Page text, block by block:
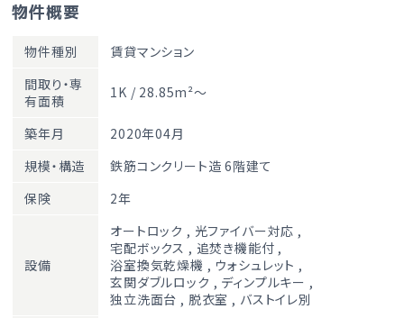
物件概要
物件種別
賃貸マンション
間取り・専
有面積
1K / 28.85m²～
築年月
2020年04月
規模・構造
鉄筋コンクリート造 6階建て
保険
2年
設備
オートロック , 光ファイバー対応 ,
宅配ボックス , 追焚き機能付 ,
浴室換気乾燥機 , ウォシュレット ,
玄関ダブルロック , ディンプルキー ,
独立洗面台 , 脱衣室 , バストイレ別